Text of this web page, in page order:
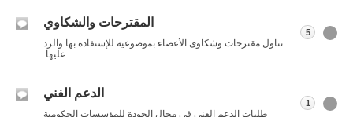
المقترحات والشكاوي
تناول مقترحات وشكاوى الأعضاء بموضوعية للإستفادة بها والرد
عليها.
5
الدعم الفني
طلبات الدعم الفني في مجال الجودة للمؤسسات الحكومية
1